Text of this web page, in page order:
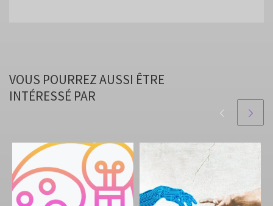
VOUS POURREZ AUSSI ÊTRE
INTÉRESSÉ PAR